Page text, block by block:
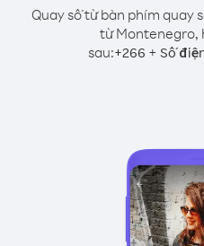
Quay số từ bàn phím quay
từ Montenegro,
sau:+266 + Số